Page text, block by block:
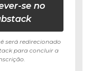
se no
será redirecionado
para concluir a